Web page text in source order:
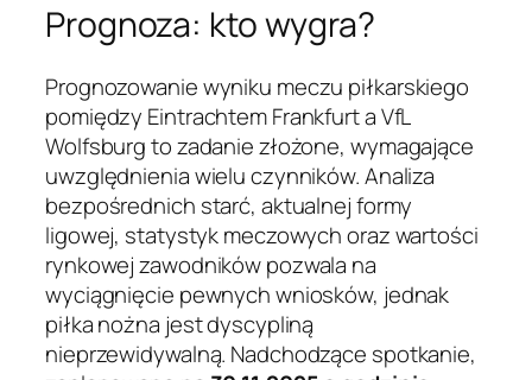
Prognoza: kto wygra?
Prognozowanie wyniku meczu piłkarskiego
pomiędzy Eintrachtem Frankfurt a VfL
Wolfsburg to zadanie złożone, wymagające
uwzględnienia wielu czynników. Analiza
bezpośrednich starć, aktualnej formy
ligowej, statystyk meczowych oraz wartości
rynkowej zawodników pozwala na
wyciągnięcie pewnych wniosków, jednak
piłka nożna jest dyscypliną
nieprzewidywalną. Nadchodzące spotkanie,